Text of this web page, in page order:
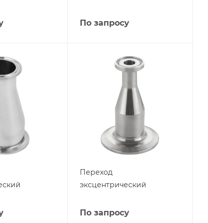
По запросу
Переход
эксцентрический
По запросу